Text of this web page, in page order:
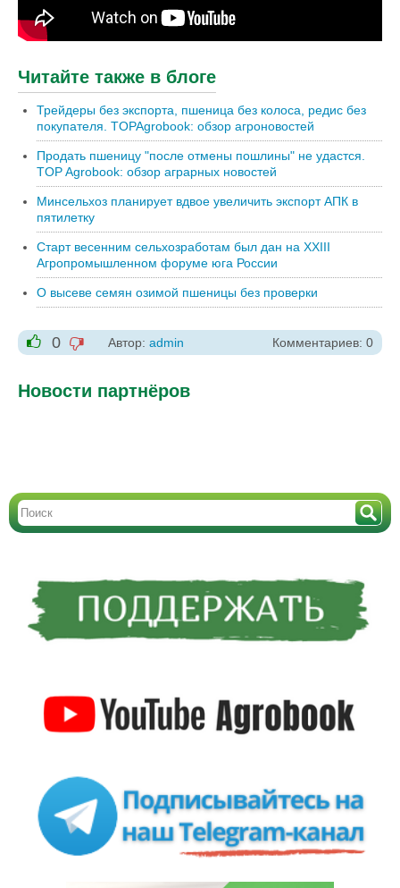
Читайте также в блоге
Трейдеры без экспорта, пшеница без колоса, редис без
покупателя. TOPAgrobook: обзор агроновостей
Продать пшеницу "после отмены пошлины" не удастся.
TOP Agrobook: обзор аграрных новостей
Минсельхоз планирует вдвое увеличить экспорт АПК в
пятилетку
Старт весенним сельхозработам был дан на XXIII
Агропромышленном форуме юга России
О высеве семян озимой пшеницы без проверки
+1
0
-1
Автор: admin Комментариев: 0
Новости партнёров